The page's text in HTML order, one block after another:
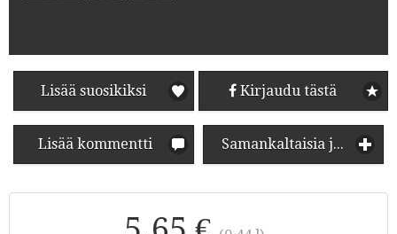
Lisää suosikiksi Kirjaudu tästä
Lisää kommentti Samankaltaisia juomia